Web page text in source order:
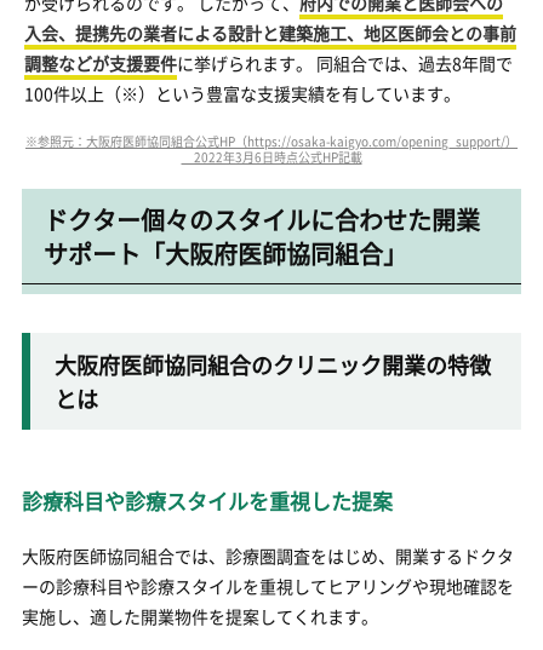
入会、提携先の業者による設計と建築施工、地区医師会との事前
調整などが支援要件に挙げられます。 同組合では、過去8年間で
100件以上（※）という豊富な支援実績を有しています。
※参照元：大阪府医師協同組合公式HP（https://osaka-kaigyo.com/opening_support/）
2022年3月6日時点公式HP記載
ドクター個々のスタイルに合わせた開業
サポート「大阪府医師協同組合」
大阪府医師協同組合のクリニック開業の特徴
とは
診療科目や診療スタイルを重視した提案
大阪府医師協同組合では、診療圏調査をはじめ、開業するドクタ
ーの診療科目や診療スタイルを重視してヒアリングや現地確認を
実施し、適した開業物件を提案してくれます。